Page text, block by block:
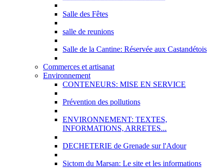
Salle des Fêtes
salle de reunions
Salle de la Cantine: Réservée aux Castandétois
Commerces et artisanat
Environnement
CONTENEURS: MISE EN SERVICE
Prévention des pollutions
ENVIRONNEMENT: TEXTES,
INFORMATIONS, ARRETES...
DECHETERIE de Grenade sur l'Adour
Sictom du Marsan: Le site et les informations